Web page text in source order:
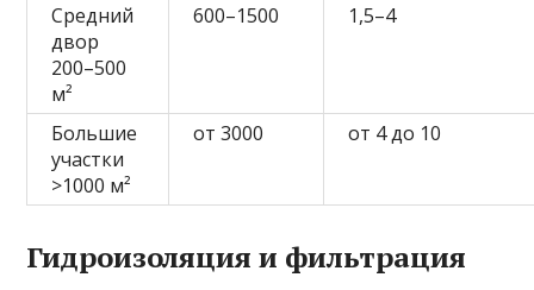
Средний
двор
200–500
м²
600–1500 1,5–4
Большие
участки
>1000 м²
от 3000 от 4 до 10
Гидроизоляция и фильтрация